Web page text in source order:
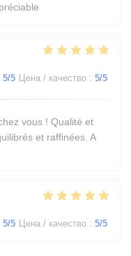
5/5 Цена / качество : 5/5
vous ! Qualité et
et raffinées. A
5/5 Цена / качество : 5/5